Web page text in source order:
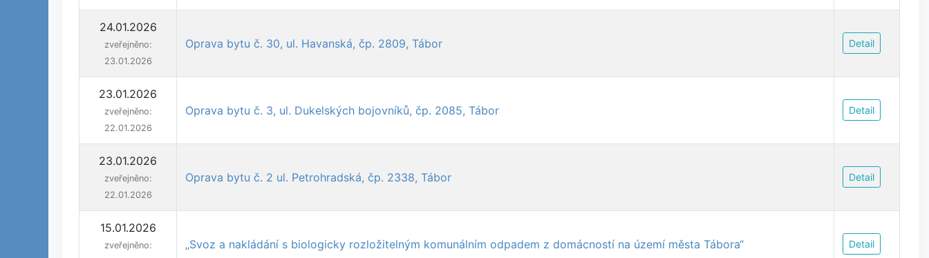
24.01.2026
zveřejněno:
23.01.2026
Oprava bytu č. 30, ul. Havanská, čp. 2809, Tábor Detail
23.01.2026
zveřejněno:
22.01.2026
Oprava bytu č. 3, ul. Dukelských bojovníků, čp. 2085, Tábor Detail
23.01.2026
zveřejněno:
22.01.2026
Oprava bytu č. 2 ul. Petrohradská, čp. 2338, Tábor Detail
15.01.2026
zveřejněno:
„Svoz a nakládání s biologicky rozložitelným komunálním odpadem z domácností na území města Tábora“ Detail